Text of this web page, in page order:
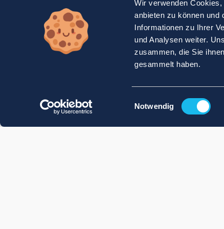
Wir verwenden
anbieten zu können und
Informationen zu Ihrer
und Analysen weiter.
zusammen, die Sie
gesammelt haben.
Einwilligungsauswahl
Notwendig